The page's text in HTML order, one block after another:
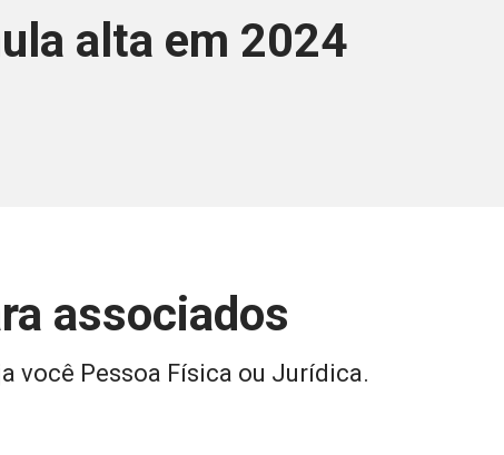
alta em 2024
associados
você Pessoa Física ou Jurídica.